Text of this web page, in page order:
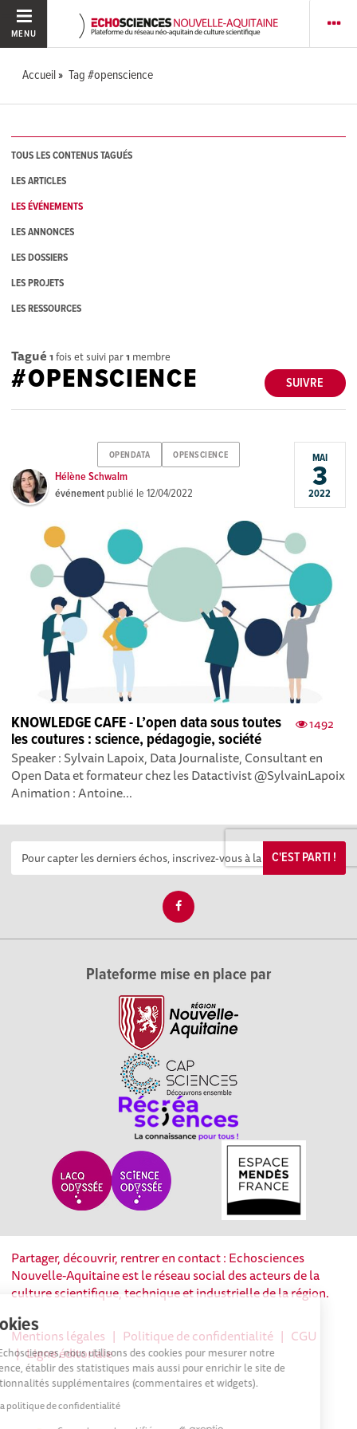
Cookies
Sur Echosciences, nous utilisons des cookies pour mesurer notre
audience, établir des statistiques mais aussi pour enrichir le site de
fonctionnalités supplémentaires (commentaires et widgets).
Lire la politique de confidentialité
MENU
Accueil Tag #openscience
TOUS LES CONTENUS TAGUÉS
LES ARTICLES
LES ÉVÉNEMENTS
LES ANNONCES
LES DOSSIERS
LES PROJETS
LES RESSOURCES
Tagué 1 fois et suivi par1 membre
SUIVRE
#OPENSCIENCE
OPENDATA OPENSCIENCE
Hélène Schwalm
événement publié le12/04/2022
MAI
3
2022
1492
KNOWLEDGE CAFE - L’open data sous toutes
les coutures : science, pédagogie, société
Speaker : Sylvain Lapoix, Data Journaliste, Consultant en
Open Data et formateur chez les Datactivist @SylvainLapoix
Animation : Antoine...
C'EST PARTI !
Plateforme mise en place par
Partager, découvrir, rentrer en contact : Echosciences
Nouvelle-Aquitaine est le réseau social des acteurs de la
culture scientifique, technique et industrielle de la région.
Mentions légales | Politique de confidentialité | CGU
|Ligne éditoriale